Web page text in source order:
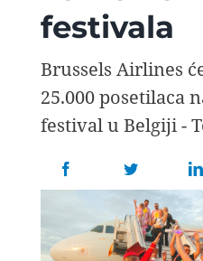
FOTO PRIČA
TEMA
AGENT
Search
for:
festivala
Brussels Airlines
25.000 posetilaca
festival u Belgiji -